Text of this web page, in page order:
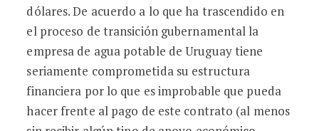
dólares. De acuerdo a lo que ha trascendido en
el proceso de transición gubernamental la
empresa de agua potable de Uruguay tiene
seriamente comprometida su estructura
financiera por lo que es improbable que pueda
hacer frente al pago de este contrato (al menos